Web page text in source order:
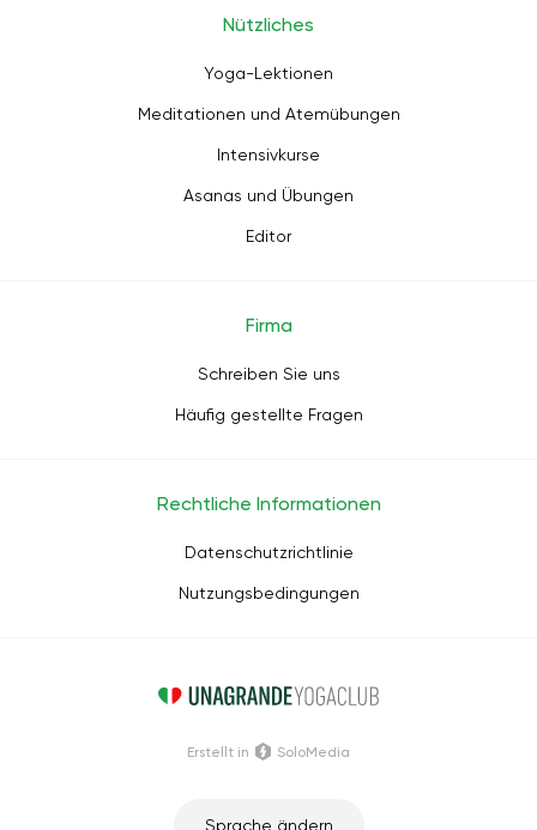
Nützliches
Yoga-Lektionen
Meditationen und Atemübungen
Intensivkurse
Asanas und Übungen
Editor
Firma
Schreiben Sie uns
Häufig gestellte Fragen
Rechtliche Informationen
Datenschutzrichtlinie
Nutzungsbedingungen
Sprache ändern
Erstellt in SoloMedia